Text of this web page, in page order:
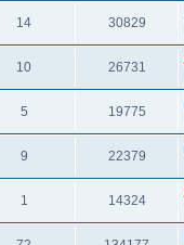
14 30829
10 26731
5 19775
9 22379
1 14324